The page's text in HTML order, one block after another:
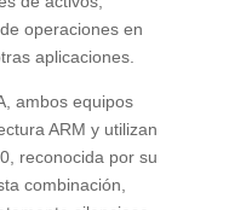
operaciones en
aplicaciones.
ambos equipos
ARM y utilizan
reconocida por su
combinación,